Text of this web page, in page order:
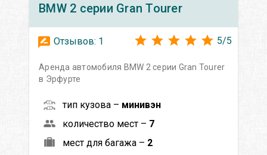
BMW 2 серии Gran Tourer
Отзывов: 1 5/5
Аренда автомобиля BMW 2 серии Gran Tourer
в Эрфурте
тип кузова – минивэн
количество мест – 7
мест для багажа – 2